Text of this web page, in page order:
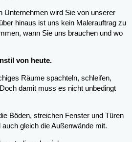
Unternehmen wird Sie von unserer
hinaus ist uns kein Malerauftrag zu
wann Sie uns brauchen und wo
von heute.
Räume spachteln, schleifen,
damit muss es nicht unbedingt
Böden, streichen Fenster und Türen
gleich die Außenwände mit.